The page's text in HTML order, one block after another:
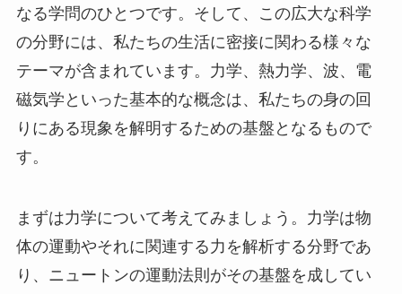
なる学問のひとつです。そして、この広大な科学
の分野には、私たちの生活に密接に関わる様々な
テーマが含まれています。力学、熱力学、波、電
磁気学といった基本的な概念は、私たちの身の回
りにある現象を解明するための基盤となるもので
す。
まずは力学について考えてみましょう。力学は物
体の運動やそれに関連する力を解析する分野であ
り、ニュートンの運動法則がその基盤を成してい